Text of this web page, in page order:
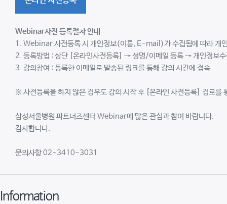
Webinar사전 등록절차 안내
1. Webinar 사전등록 시 개인정보(이름, E-mail)가 수집됨에 따라 개
2. 등록방법 : 상단 [온라인사전등록] → 성명/이메일 등록 → 개인정보
3. 강의참여 : 등록한 이메일로 발송된 링크를 통해 강의 시간에 접속
※ 사전등록을 하지 않은 경우도 강의 시작 후 [온라인 사전등록] 경로를
삼성서울병원 파트너즈센터 Webinar에 많은 관심과 참여 바랍니다.
감사합니다.
문의사항 02-3410-3031
Information